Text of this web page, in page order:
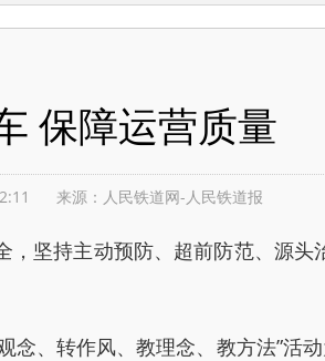
保障运营质量
来源：人民铁道网-人民铁道报
持主动预防、超前防范、源头
转作风、教理念、教方法”活动